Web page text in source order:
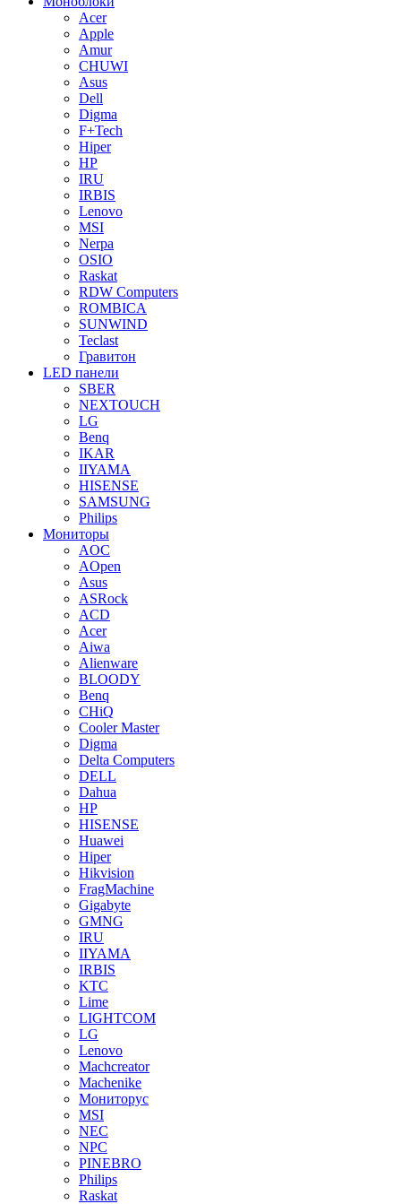
Acer
Apple
Amur
CHUWI
Asus
Dell
Digma
F+Tech
Hiper
HP
IRU
IRBIS
Lenovo
MSI
Nerpa
OSIO
Raskat
RDW Computers
ROMBICA
SUNWIND
Teclast
Гравитон
LED панели
SBER
NEXTOUCH
LG
Benq
IKAR
IIYAMA
HISENSE
SAMSUNG
Philips
Мониторы
AOC
AOpen
Asus
ASRock
ACD
Acer
Aiwa
Alienware
BLOODY
Benq
CHiQ
Cooler Master
Digma
Delta Computers
DELL
Dahua
HP
HISENSE
Huawei
Hiper
Hikvision
FragMachine
Gigabyte
GMNG
IRU
IIYAMA
IRBIS
KTC
Lime
LIGHTCOM
LG
Lenovo
Machcreator
Machenike
Мониторус
MSI
NEC
NPC
PINEBRO
Philips
Raskat